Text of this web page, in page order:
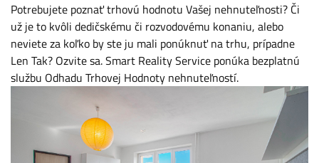
Potrebujete poznať trhovú hodnotu Vašej nehnuteľnosti? Či
už je to kvôli dedičskému či rozvodovému konaniu, alebo
neviete za koľko by ste ju mali ponúknuť na trhu, prípadne
Len Tak? Ozvite sa. Smart Reality Service ponúka bezplatnú
službu Odhadu Trhovej Hodnoty nehnuteľností.